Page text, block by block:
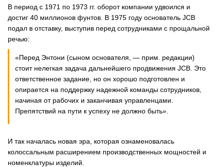
В период с 1971 по 1973 гг. оборот компании удвоился и
достиг 40 миллионов фунтов. В 1975 году основатель JCB
подал в отставку, выступив перед сотрудниками с прощальной
речью:
«Перед Энтони (сыном основателя, — прим. редакции)
стоит нелегкая задача дальнейшего продвижения JCB. Это
ответственное задание, но он хорошо подготовлен и
опирается на поддержку надежной команды сотрудников,
начиная от рабочих и заканчивая управленцами.
Препятствий на пути к успеху не должно быть».
И так началась новая эра, которая ознаменовалась
колоссальным расширением производственных мощностей и
номенклатуры изделий.